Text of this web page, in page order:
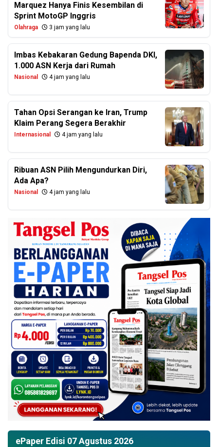
Marquez Hanya Finis Kesembilan di
Sprint MotoGP Inggris
Olahraga 3 jam yang lalu
Imbas Kebakaran Gedung Bapenda DKI,
1.000 ASN Kerja dari Rumah
Nasional 4 jam yang lalu
Tahan Opsi Serangan ke Iran, Trump
Klaim Perang Segera Berakhir
Internasional 4 jam yang lalu
Ribuan ASN Pilih Mengundurkan Diri,
Ada Apa?
Nasional 4 jam yang lalu
ePaper Edisi 07 Agustus 2026